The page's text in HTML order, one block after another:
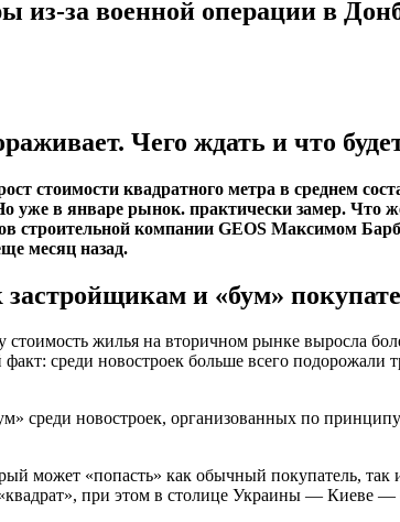
из-за военной операции в
Чего ждать и что
квадратного метра в среднем
в январе рынок. практически замер. Что
строительной компании GEOS Максимом
месяц назад.
и «бум»
стоимость жилья на вторичном рынке выросла
среди новостроек больше всего
среди новостроек, организованных по
может «попасть» как обычный покупатель,
при этом в столице Украины — Киеве —